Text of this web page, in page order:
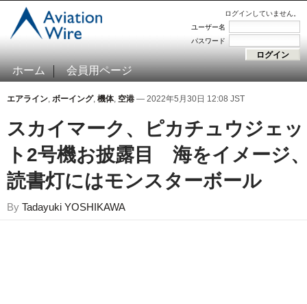
ログインしていません。
ユーザー名
パスワード
ホーム 会員用ページ
エアライン, ボーイング, 機体, 空港 — 2022年5月30日 12:08 JST
スカイマーク、ピカチュウジェッ
ト2号機お披露目 海をイメージ
読書灯にはモンスターボール
By Tadayuki YOSHIKAWA